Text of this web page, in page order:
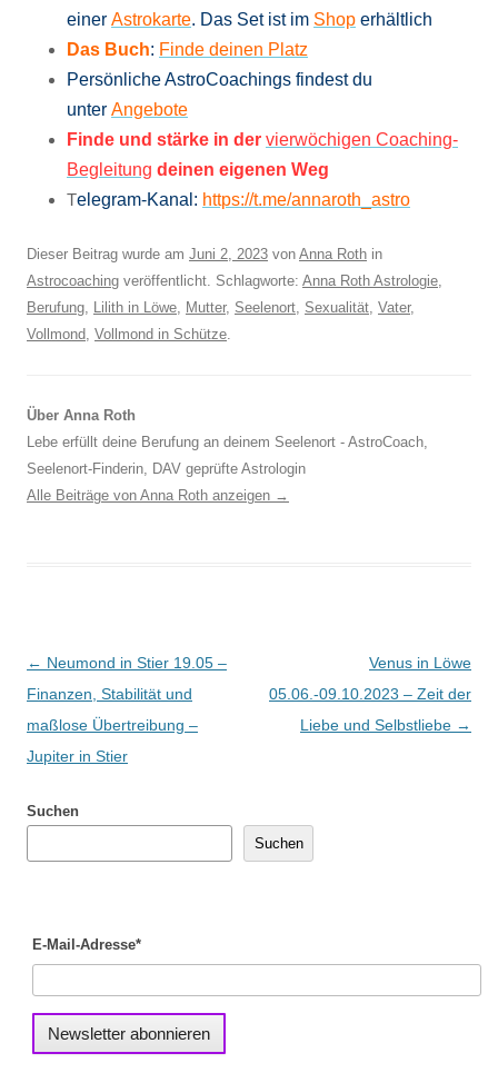
einer Astrokarte. Das Set ist im Shop erhältlich
Das Buch: Finde deinen Platz
Persönliche AstroCoachings findest du
unter Angebote
Finde und stärke in der vierwöchigen Coaching-
Begleitung deinen eigenen Weg
Telegram-Kanal: https://t.me/annaroth_astro
Dieser Beitrag wurde am Juni 2, 2023 von Anna Roth in
Astrocoaching veröffentlicht. Schlagworte: Anna Roth Astrologie,
Berufung, Lilith in Löwe, Mutter, Seelenort, Sexualität, Vater,
Vollmond, Vollmond in Schütze.
Über Anna Roth
Lebe erfüllt deine Berufung an deinem Seelenort - AstroCoach,
Seelenort-Finderin, DAV geprüfte Astrologin
Alle Beiträge von Anna Roth anzeigen →
Beitragsnavigation
← Neumond in Stier 19.05 –
Finanzen, Stabilität und
maßlose Übertreibung –
Jupiter in Stier
Venus in Löwe
05.06.-09.10.2023 – Zeit der
Liebe und Selbstliebe →
Suchen
Suchen
E-Mail-Adresse*